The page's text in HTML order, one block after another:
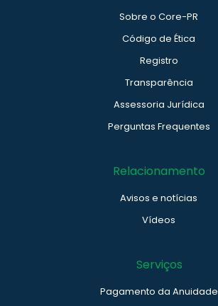
Sobre o Core-PR
Código de Ética
Registro
Transparência
Assessoria Jurídica
Perguntas Frequentes
Relacionamento
Avisos e notícias
Vídeos
Serviços
Pagamento da Anuidade